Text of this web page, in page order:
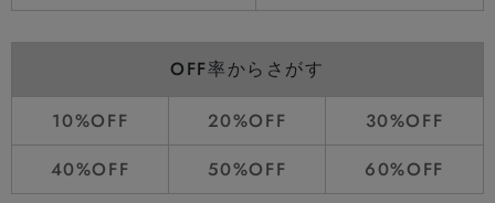
OFF率からさがす
10%OFF 20%OFF
30%OFF
40%OFF
50%OFF 60%OFF